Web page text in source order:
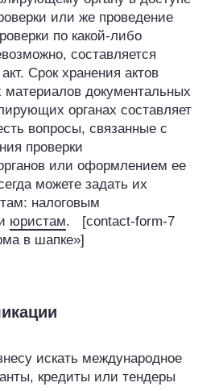
или же проведение
по какой-либо
составляется
Срок хранения актов
материалов документальных
органах составляет
вопросы, связанные с
проверки
или оформлением ее
можете задать их
налоговым
юристам. [contact-form-7
в шапке»]
искать международное
кредиты или тендеры